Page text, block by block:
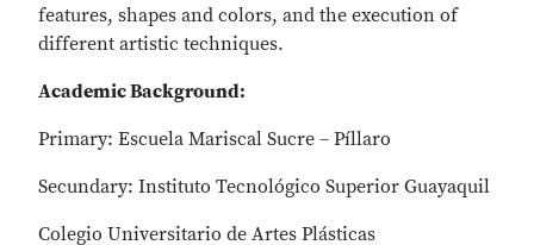
features, shapes and colors, and the execution of
different artistic techniques.
Academic Background:
Primary: Escuela Mariscal Sucre – Píllaro
Secundary: Instituto Tecnológico Superior Guayaquil
Colegio Universitario de Artes Plásticas